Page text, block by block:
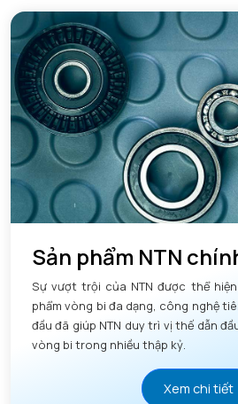
Sản phẩm NTN
Sự vượt trội của NTN được thể
phẩm vòng bi đa dạng, công nghệ
đầu đã giúp NTN duy trì vị thế dẫn
vòng bi trong nhiều thập kỷ.
Xem chi tiết